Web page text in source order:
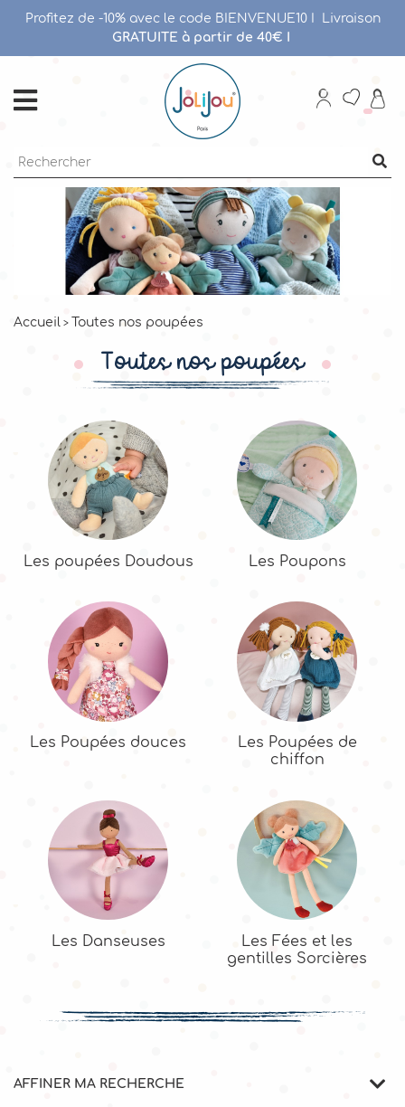
Profitez de -10% avec le code BIENVENUE10 I
Livraison
GRATUITE à partir de 40€
Accueil Toutes nos poupées
Toutes nos poupées
Les poupées Doudous Les Poupons
Les Poupées douces
Les Poupées de
chiffon
Les Danseuses
Les Fées et les
gentilles Sorcières
AFFINER MA RECHERCHE